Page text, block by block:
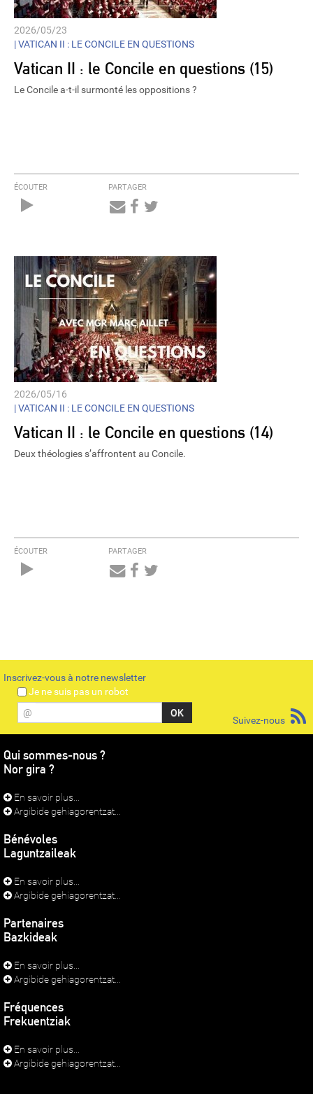
2026/05/23
|VATICAN II : LE CONCILE EN QUESTIONS
Vatican II : le Concile en questions (15)
Le Concile a-t-il surmonté les oppositions ?
ÉCOUTER PARTAGER
2026/05/16
|VATICAN II : LE CONCILE EN QUESTIONS
Vatican II : le Concile en questions (14)
Deux théologies s’affrontent au Concile.
ÉCOUTER PARTAGER
Inscrivez-vous à notre newsletter
Je ne suis pas un robot
@
Suivez-nous
Qui sommes-nous ?
Nor gira ?
En savoir plus...
Argibide gehiagorentzat...
Bénévoles
Laguntzaileak
En savoir plus...
Argibide gehiagorentzat...
Partenaires
Bazkideak
En savoir plus...
Argibide gehiagorentzat...
Fréquences
Frekuentziak
En savoir plus...
Argibide gehiagorentzat...